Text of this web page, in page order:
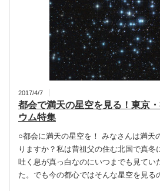
2017/4/7
都会で満天の星空を見る！東京
ウム特集
○都会に満天の星空を！ みなさんは満天
りますか？私は昔祖父の住む北国で真冬
吐く息が真っ白なのにいつまでも見てい
た。でも今の都心ではそんな星空を見る